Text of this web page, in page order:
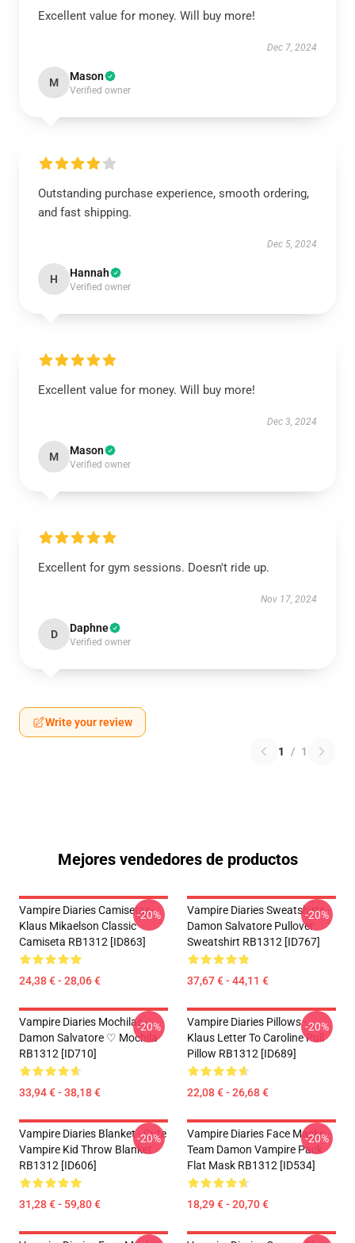
Excellent value for money. Will buy more!
Dec 7, 2024
M Mason
Verified owner
Outstanding purchase experience, smooth ordering,
and fast shipping.
Dec 5, 2024
H Hannah
Verified owner
Excellent value for money. Will buy more!
Dec 3, 2024
M Mason
Verified owner
Excellent for gym sessions. Doesn't ride up.
Nov 17, 2024
D Daphne
Verified owner
Write your review
1 / 1
Mejores vendedores de productos
Vampire Diaries Camisetas-
Klaus Mikaelson Classic
Camiseta RB1312 [ID863]
24,38 € - 28,06 €
-20%
Vampire Diaries Sweatshirts -
Damon Salvatore Pullover
Sweatshirt RB1312 [ID767]
37,67 € - 44,11 €
-20%
Vampire Diaries Mochilas -
Damon Salvatore ♡︎ Mochila
RB1312 [ID710]
33,94 € - 38,18 €
-20%
Vampire Diaries Pillows -
Klaus Letter To Caroline Pull
Pillow RB1312 [ID689]
22,08 € - 26,68 €
-20%
Vampire Diaries Blanket - Cute
Vampire Kid Throw Blanket
RB1312 [ID606]
31,28 € - 59,80 €
-20%
Vampire Diaries Face Masks -
Team Damon Vampire Pack
Flat Mask RB1312 [ID534]
18,29 € - 20,70 €
-20%